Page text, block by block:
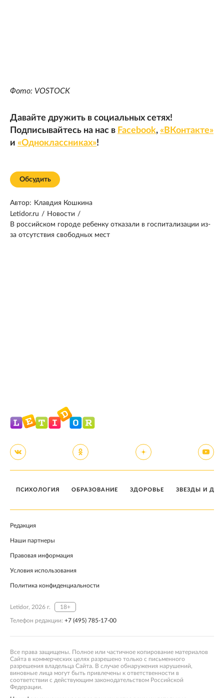
Фото: VOSTOCK
Давайте дружить в социальных сетях!
Подписывайтесь на нас в Facebook, «ВКонтакте»
и «Одноклассниках»!
Обсудить
Автор: Клавдия Кошкина
Letidor.ru / Новости /
В российском городе ребенку отказали в госпитализации из-
за отсутствия свободных мест
ПСИХОЛОГИЯ ОБРАЗОВАНИЕ ЗДОРОВЬЕ ЗВЕЗДЫ И
Редакция
Наши партнеры
Правовая информация
Условия использования
Политика конфиденциальности
Letidor, 2026 г. 18+
Телефон редакции: +7 (495) 785-17-00
Все права защищены. Полное или частичное копирование материалов
Сайта в коммерческих целях разрешено только с письменного
разрешения владельца Сайта. В случае обнаружения нарушений,
виновные лица могут быть привлечены к ответственности в
соответствии с действующим законодательством Российской
Федерации.